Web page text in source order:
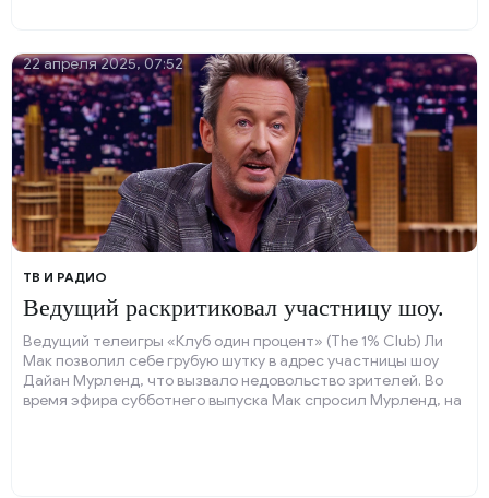
ТВ И РАДИО
Ведущий раскритиковал участницу шоу.
Ведущий телеигры «Клуб один процент» (The 1% Club) Ли
Мак позволил себе грубую шутку в адрес участницы шоу
Дайан Мурленд, что вызвало недовольство зрителей. Во
время эфира субботнего выпуска Мак спросил Мурленд, на
22 апреля 2025, 07:52